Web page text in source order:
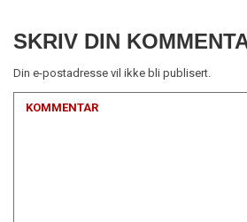
SKRIV DIN
Din e-postadresse vil ikke bli publisert.
KOMMENTAR